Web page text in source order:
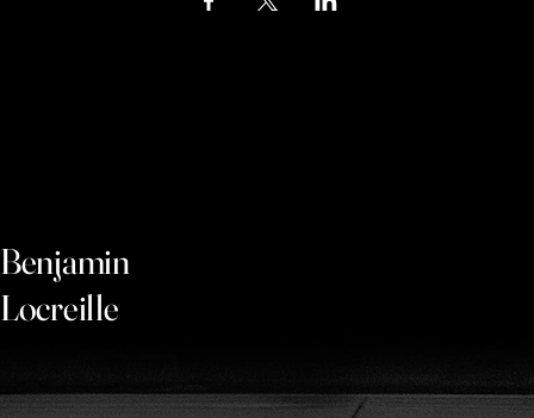
Benjamin
Locreille